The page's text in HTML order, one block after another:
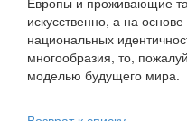
искусственно, а на
национальных
многообразия, то,
моделью будущего мира.